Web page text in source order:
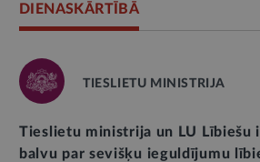
DIENASKĀRTĪBĀ
TIESLIETU MINISTRIJA
Tieslietu ministrija un LU Lībiešu
balvu par sevišķu ieguldījumu